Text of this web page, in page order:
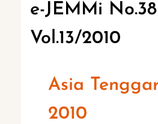
e-JEMMi No.38
Vol.13/2010
Asia
2010